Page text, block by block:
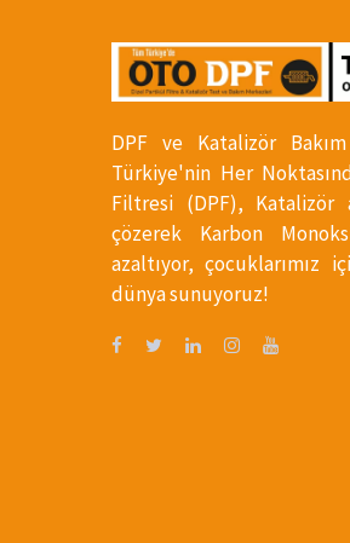
DPF ve Katalizör
Türkiye'nin Her
Filtresi (DPF), Katalizör
çözerek Karbon
azaltıyor, çocuklarımız
dünya sunuyoruz!